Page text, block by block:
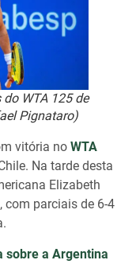
WTA 125 de
Pignataro)
vitória no WTA
Na tarde desta
Elizabeth
com parciais de 6-4
sobre a Argentina